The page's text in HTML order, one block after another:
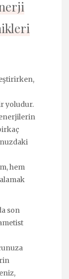
yoludur.
hem
son